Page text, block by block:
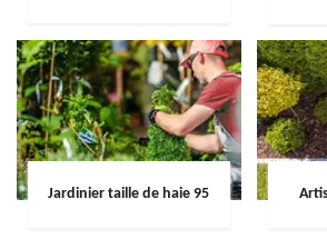
Jardinier taille de haie 95